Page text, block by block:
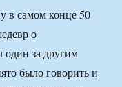
в самом конце 50
о
за другим
было говорить и